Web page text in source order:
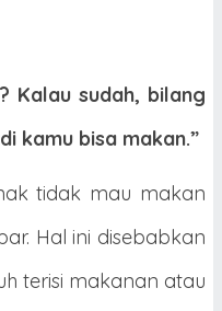
Kalau sudah, bilang
kamu bisa makan.”
tidak mau makan
Hal ini disebabkan
terisi makanan atau